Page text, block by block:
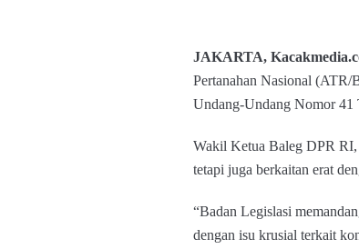
JAKARTA,
Pertanahan Nasional (ATR/
Undang-Undang Nomor 41
Wakil Ketua Baleg DPR RI,
tetapi juga berkaitan erat
“Badan Legislasi
dengan isu krusial terkait